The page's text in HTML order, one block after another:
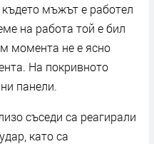
мъжът е работел
на работа той е бил
момента не е ясно
На покривното
панели.
съседи са реагирали
като са